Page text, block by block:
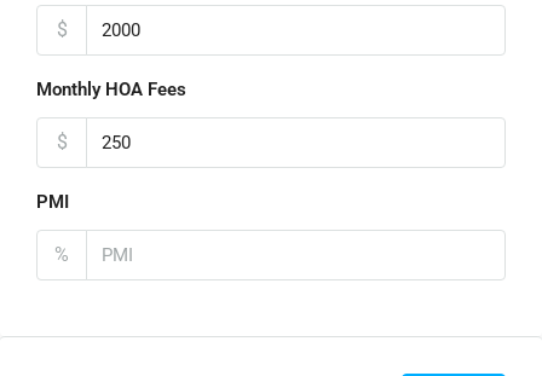
$
Monthly HOA Fees
$
PMI
%